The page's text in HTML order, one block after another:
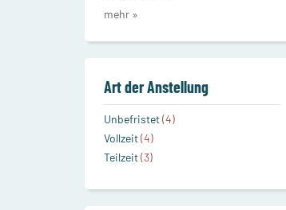
mehr »
Art der Anstellung
Unbefristet(4)
Vollzeit(4)
Teilzeit(3)